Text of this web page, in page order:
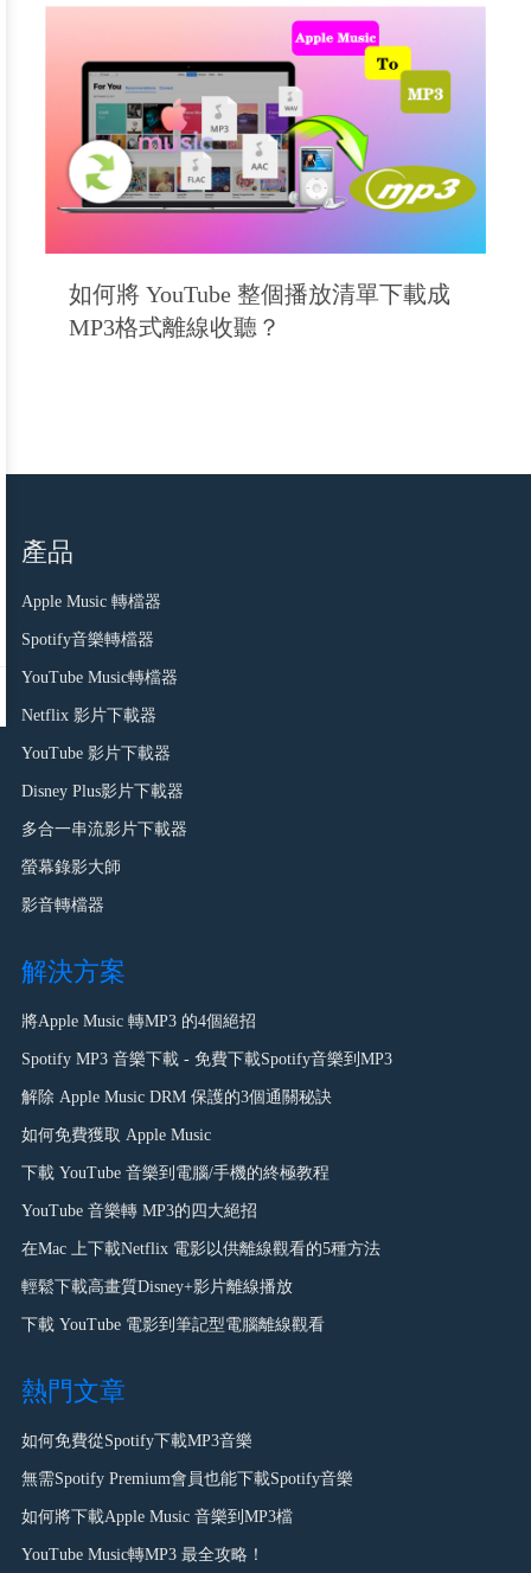
如何將 YouTube 整個播放清單下載成
MP3格式離線收聽？
產品
Apple Music 轉檔器
Spotify音樂轉檔器
YouTube Music轉檔器
Netflix 影片下載器
YouTube 影片下載器
Disney Plus影片下載器
多合一串流影片下載器
螢幕錄影大師
影音轉檔器
解決方案
將Apple Music 轉MP3 的4個絕招
Spotify MP3 音樂下載 - 免費下載Spotify音樂到MP3
解除 Apple Music DRM 保護的3個通關秘訣
如何免費獲取 Apple Music
下載 YouTube 音樂到電腦/手機的終極教程
YouTube 音樂轉 MP3的四大絕招
在Mac 上下載Netflix 電影以供離線觀看的5種方法
輕鬆下載高畫質Disney+影片離線播放
下載 YouTube 電影到筆記型電腦離線觀看
熱門文章
如何免費從Spotify下載MP3音樂
無需Spotify Premium會員也能下載Spotify音樂
如何將下載Apple Music 音樂到MP3檔
YouTube Music轉MP3 最全攻略！